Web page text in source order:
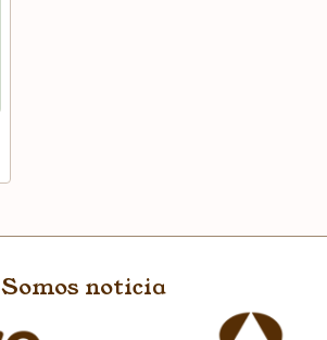
Somos noticia